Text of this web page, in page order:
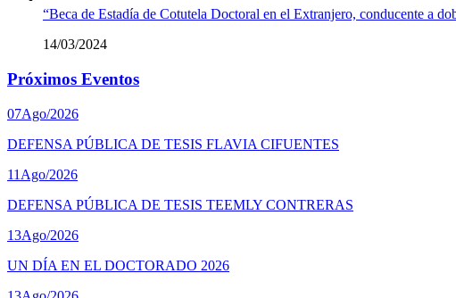
“Beca de Estadía de Cotutela Doctoral en el Extranjero, conducente a
14/03/2024
Próximos Eventos
07Ago/2026
DEFENSA PÚBLICA DE TESIS FLAVIA CIFUENTES
11 Ago/2026
DEFENSA PÚBLICA DE TESIS TEEMLY CONTRERAS
13Ago/2026
UN DÍA EN EL DOCTORADO 2026